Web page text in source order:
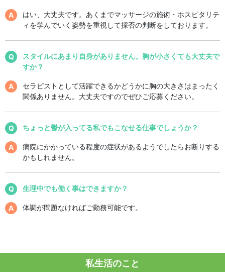
はい、大丈夫です。あくまでマッサージの施術・ホスピタリテ
ィを学んでいく姿勢を重視して採否の判断をしております。
スタイルにあまり自身がありません。胸が小さくても大丈夫で
すか？
セラピストとして活躍できるかどうかに胸の大きさはまったく
関係ありません。大丈夫ですのでぜひご応募ください。
ちょっと鬱が入ってる私でもこなせる仕事でしょうか？
病院にかかっている程度の症状があるようでしたらお断りする
かもしれません。
生理中でも働く事はできますか？
体調が問題なければご勤務可能です。
私生活のこと